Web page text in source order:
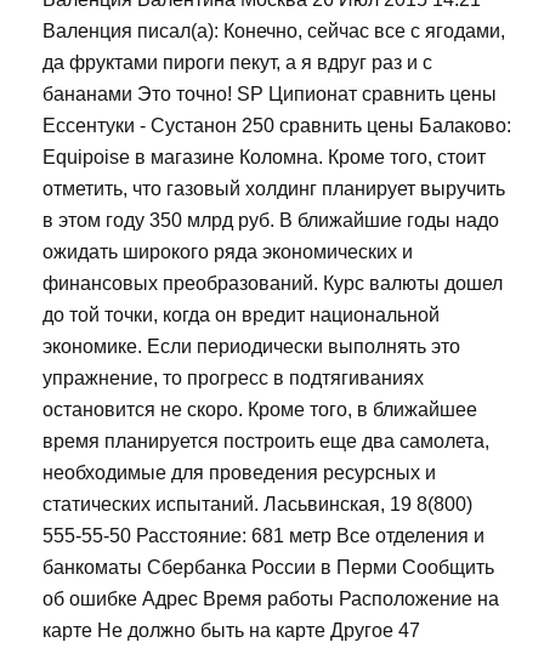
Валенция писал(а): Конечно, сейчас все с ягодами,
да фруктами пироги пекут, а я вдруг раз и с
бананами Это точно! SP Ципионат сравнить цены
Ессентуки - Сустанон 250 сравнить цены Балаково:
Equipoise в магазине Коломна. Кроме того, стоит
отметить, что газовый холдинг планирует выручить
в этом году 350 млрд руб. В ближайшие годы надо
ожидать широкого ряда экономических и
финансовых преобразований. Курс валюты дошел
до той точки, когда он вредит национальной
экономике. Если периодически выполнять это
упражнение, то прогресс в подтягиваниях
остановится не скоро. Кроме того, в ближайшее
время планируется построить еще два самолета,
необходимые для проведения ресурсных и
статических испытаний. Ласьвинская, 19 8(800)
555-55-50 Расстояние: 681 метр Все отделения и
банкоматы Сбербанка России в Перми Сообщить
об ошибке Адрес Время работы Расположение на
карте Не должно быть на карте Другое 47